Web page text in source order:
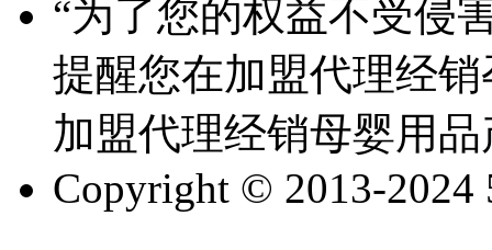
“为了您的权益不受侵
提醒您在加盟代理经
加盟代理经销母婴用
Copyright © 2013-2024